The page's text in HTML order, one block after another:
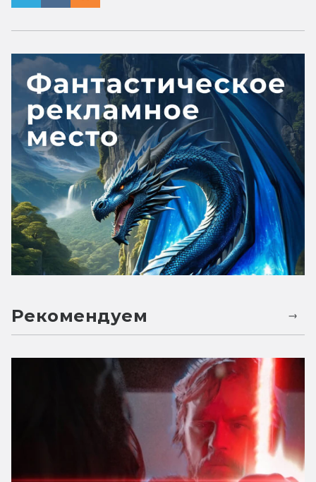
Рекомендуем